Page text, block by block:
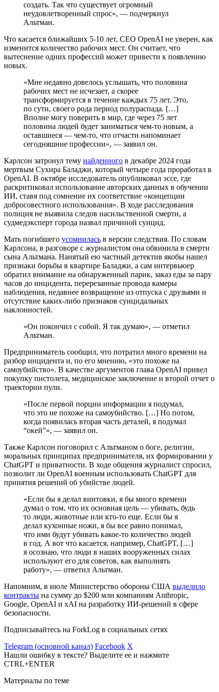
создать. Так что существует огромный
неудовлетворенный спрос», — подчеркнул
Альтман.
Что касается ближайших 5-10 лет, CEO OpenAI не уверен, как
изменится количество рабочих мест. Он считает, что
вытеснение одних профессий может привести к появлению
новых.
«Мне недавно довелось услышать, что половина
рабочих мест не исчезает, а скорее
трансформируется в течение каждых 75 лет. Это,
по сути, своего рода период полураспада. […]
Вполне могу поверить в мир, где через 75 лет
половина людей будет заниматься чем-то новым, а
оставшиеся — чем-то, что отчасти напоминает
сегодняшние профессии», — заявил он.
Карлсон затронул тему найденного в декабре 2024 года
мертвым Сухира Баладжи, который четыре года проработал в
OpenAI. В октябре исследователь опубликовал эссе, где
раскритиковал использование авторских данных в обучении
ИИ, ставя под сомнение их соответствие «концепции
добросовестного использования». В ходе расследования
полиция не выявила следов насильственной смерти, а
судмедэксперт города назвал причиной суицид.
Мать погибшего усомнилась в версии следствия. По словам
Карлсона, в разговоре с журналистом она обвинила в смерти
сына Альтмана. Нанятый ею частный детектив якобы нашел
признаки борьбы в квартире Баладжи, а сам интервьюер
обратил внимание на обнаруженный парик, заказ еды за пару
часов до инцидента, перерезанные провода камеры
наблюдения, недавнее возвращение из отпуска с друзьями и
отсутствие каких-либо признаков суицидальных
наклонностей.
«Он покончил с собой. Я так думаю», — отметил
Альтман.
Предприниматель сообщил, что потратил много времени на
разбор инцидента и, по его мнению, «это похоже на
самоубийство». В качестве аргументов глава OpenAI привел
покупку пистолета, медицинское заключение и второй отчет о
траектории пули.
«После первой порции информации я подумал,
что это не похоже на самоубийство. […] Но потом,
когда появилась вторая часть деталей, я подумал
“окей”», — заявил он.
Также Карлсон поговорил с Альтманом о боге, религии,
моральных принципах предпринимателя, их формировании у
ChatGPT и приватности. В ходе общения журналист спросил,
позволит ли OpenAI военным использовать ChatGPT для
принятия решений об убийстве людей.
«Если бы я делал винтовки, я бы много времени
думал о том, что их основная цель — убивать, будь
то люди, животные или кто-то еще. Если бы я
делал кухонные ножи, я бы все равно понимал,
что ими будут убивать какое-то количество людей
в год. А вот что касается, например, ChatGPT, […]
я осознаю, что люди в наших вооруженных силах
используют его для советов, как выполнять
работу», — ответил Альтман.
Напомним, в июле Министерство обороны США выделило
контракты на сумму до $200 млн компаниям Anthropic,
Google, OpenAI и xAI на разработку ИИ-решений в сфере
безопасности.
Подписывайтесь на ForkLog в социальных сетях
Telegram (основной канал) Facebook X
Нашли ошибку в тексте? Выделите ее и нажмите
CTRL+ENTER
Материалы по теме